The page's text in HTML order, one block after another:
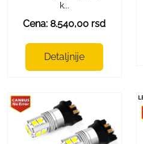
k...
Cena: 8.540,00 rsd
Detaljnije